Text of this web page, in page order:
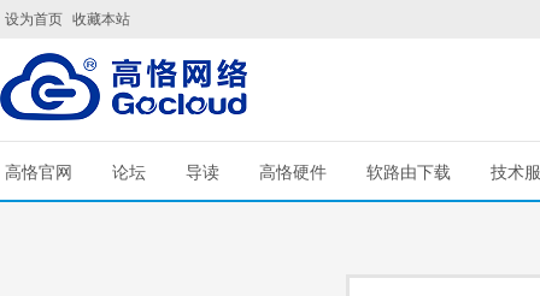
设为首页 收藏本站
高恪官网 论坛 导读 高恪硬件 软路由下载 技术